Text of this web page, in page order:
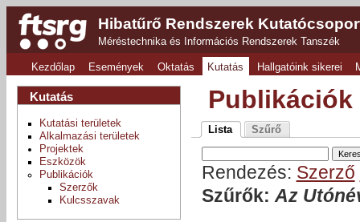
Hibatűrő Rendszerek
Méréstechnika és Információs Rendszerek Tanszék
Kezdőlap Események Oktatás Kutatás Hallgatóink sikerei
Publikációk
Lista Szűrő
Rendezés: Szerző
Szűrők:Az
Kutatás
Kutatási területek
Alkalmazási területek
Projektek
Eszközök
Publikációk
Szerzők
Kulcsszavak